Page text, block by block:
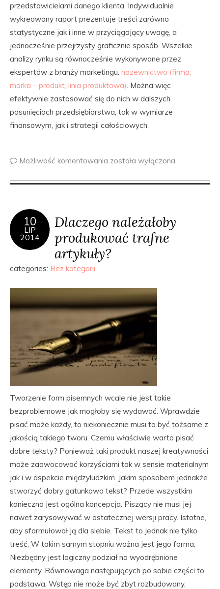
przedstawicielami danego klienta. Indywidualnie
wykreowany raport prezentuje treści zarówno
statystyczne jak i inne w przyciągający uwagę, a
jednocześnie przejrzysty graficznie sposób. Wszelkie
analizy rynku są równocześnie wykonywane przez
ekspertów z branży marketingu. nazewnictwo (firma,
marka – produkt, linia produktowa) . Można więc
efektywnie zastosować się do nich w dalszych
posunięciach przedsiębiorstwa, tak w wymiarze
finansowym, jak i strategii całościowych.
Możliwość komentowania została wyłączona
10
LIP
2014
Dlaczego należałoby
produkować trafne
artykuły?
categories: Bez kategorii
Tworzenie form pisemnych wcale nie jest takie
bezproblemowe jak mogłoby się wydawać. Wprawdzie
pisać może każdy, to niekoniecznie musi to być tożsame z
jakością takiego tworu. Czemu właściwie warto pisać
dobre teksty? Ponieważ taki produkt naszej kreatywności
może zaowocować korzyściami tak w sensie materialnym
jak i w aspekcie międzyludzkim. Jakim sposobem jednakże
stworzyć dobry gatunkowo tekst? Przede wszystkim
konieczna jest ogólna koncepcja. Piszący nie musi jej
nawet zarysowywać w ostatecznej wersji pracy. Istotne,
aby sformułował ją dla siebie. Tekst to jednak nie tylko
treść. W takim samym stopniu ważna jest jego forma.
Niezbędny jest logiczny podział na wyodrębnione
elementy. Równowaga następujących po sobie części to
podstawa. Wstęp nie może być zbyt rozbudowany,